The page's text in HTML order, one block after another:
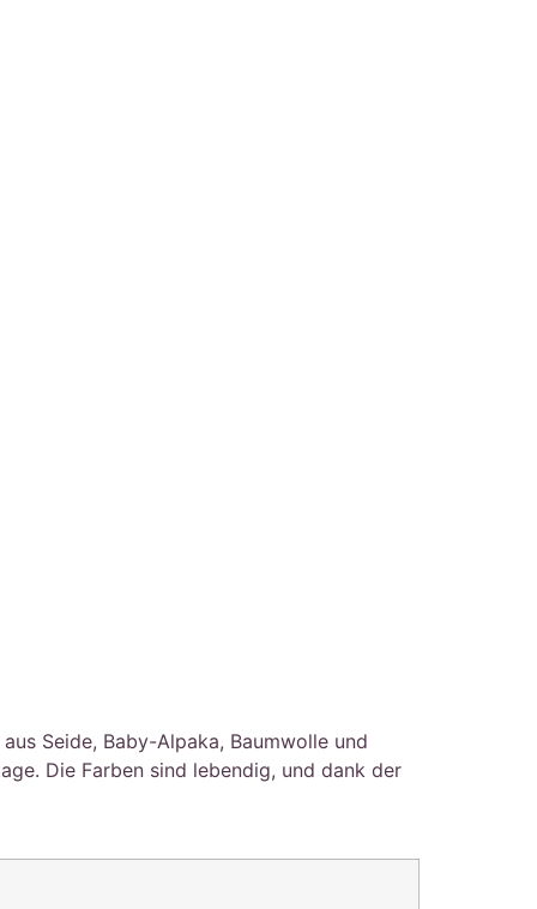
Seide, Baby-Alpaka, Baumwolle und
Die Farben sind lebendig, und dank der